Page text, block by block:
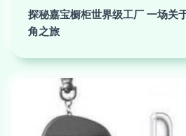
探秘嘉宝橱柜世界级工厂 一场关
角之旅